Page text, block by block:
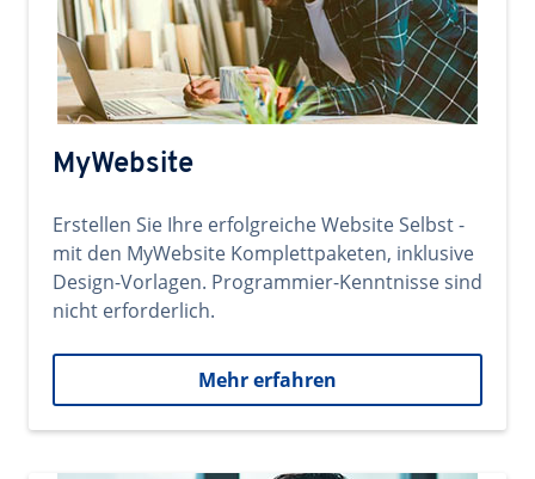
MyWebsite
Erstellen Sie Ihre erfolgreiche Website Selbst -
mit den MyWebsite Komplettpaketen, inklusive
Design-Vorlagen. Programmier-Kenntnisse sind
nicht erforderlich.
Mehr erfahren